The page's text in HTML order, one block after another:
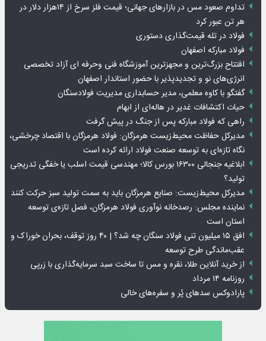
تداوم صعود مس در بازارهای جهانی؛ قیمت فلز سرخ از ۱۴هزار دلار در
هر تن عبور کرد
فولاد در تله قیمت‌گذاری دستوری
فولاد مبارکه اصفهان
افتتاح بزرگ‌ترین و مجهزترین آموزشگاه فنی وحرفه ای آزاد تخصصی
انرژی‌های نو و تجدیدپذیر با حضور استاندار اصفهان
گفتگو با کاوه معلمی، مدیر حسابداری مدیریت فولادسنگان
حیات اکتشافات غدیر در هاله‌ای از ابهام
راهی که فولاد مبارکه پس از جنگ در پیش گرفت
مدیرکل حفاظت محیط‌زیست هرمزگان: فولاد هرمزگان با اقتصاد چرخشی،
نگاه تازه‌ای به توسعه صنعت فولاد ارائه کرده است
ابلاغیه جنجالی ۱۶۳۰۰ بورس کالا؛ مهندسی قیمت اسلب یا خفگی تدریجی
تولید؟
مدیرکل محیط‌زیست: صنایع هرمزگان باید به سمت تولید سبز حرکت کنند
نماینده مجلس: رصدخانه نوآوری فولاد هرمزگان، فصل تازه‌ی توسعه
استان است
افق ۱۵ میلیون تنی فولاد سنگان چه شد؟ | ۴۰ روز توقف، بحران خوراک و
عقب‌ماندگی طرح توسعه
از خرید آنلاین طلا، نقره و مس تا ساخت سبد سرمایه‌گذاری با زرپی
روزنامه ۱۴ مرداد
پارادوکس سدهای پُر و سفره‌های خالی